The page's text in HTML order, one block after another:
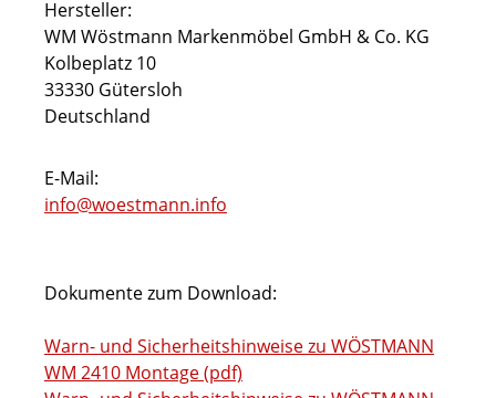
Hersteller:
WM Wöstmann Markenmöbel GmbH & Co. KG
Kolbeplatz 10
33330 Gütersloh
Deutschland
E-Mail:
info@woestmann.info
Dokumente zum Download:
Warn- und Sicherheitshinweise zu WÖSTMANN
WM 2410 Montage (pdf)